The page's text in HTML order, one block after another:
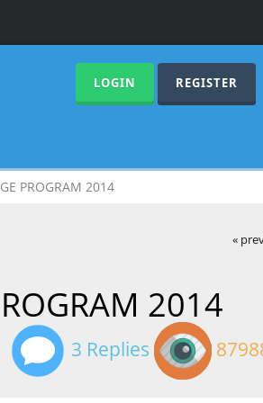
LOGIN REGISTER
PROGRAM 2014
«
2014
3 Replies